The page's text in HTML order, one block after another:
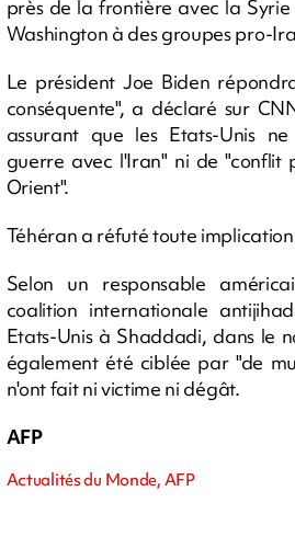
près de la frontière avec la
Washington à des groupes pro-
Le président Joe Biden
conséquente", a déclaré sur
assurant que les Etats-Unis
guerre avec l'Iran" ni de "conflit
Orient".
Téhéran a réfuté toute
Selon un responsable
coalition internationale
Etats-Unis à Shaddadi, dans le
également été ciblée par "de
n'ont fait ni victime ni dégât.
AFP
Actualités du Monde, AFP